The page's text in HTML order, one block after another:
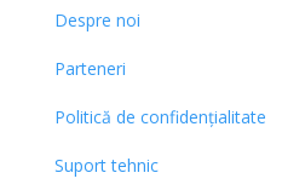
Despre noi
Parteneri
Politică de confidențialitate
Suport tehnic